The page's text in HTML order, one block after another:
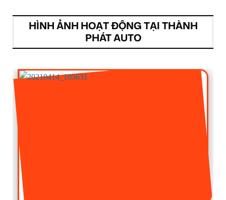
HÌNH ẢNH HOẠT ĐỘNG TẠI THÀNH
PHÁT AUTO